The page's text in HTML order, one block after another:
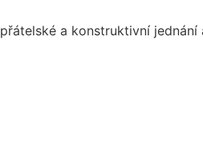
a konstruktivní